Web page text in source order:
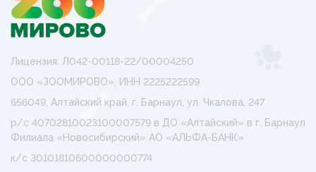
Лицензия: Л042-00118-22/00004250
ООО «ЗООМИРОВО», ИНН 2225222599
656049, Алтайский край, г. Барнаул, ул. Чкалова, 247
р/с 40702810023100007579 в ДО «Алтайский» в г. Барнаул
Филиала «Новосибирский» АО «АЛЬФА-БАНК»
к/с 30101810600000000774